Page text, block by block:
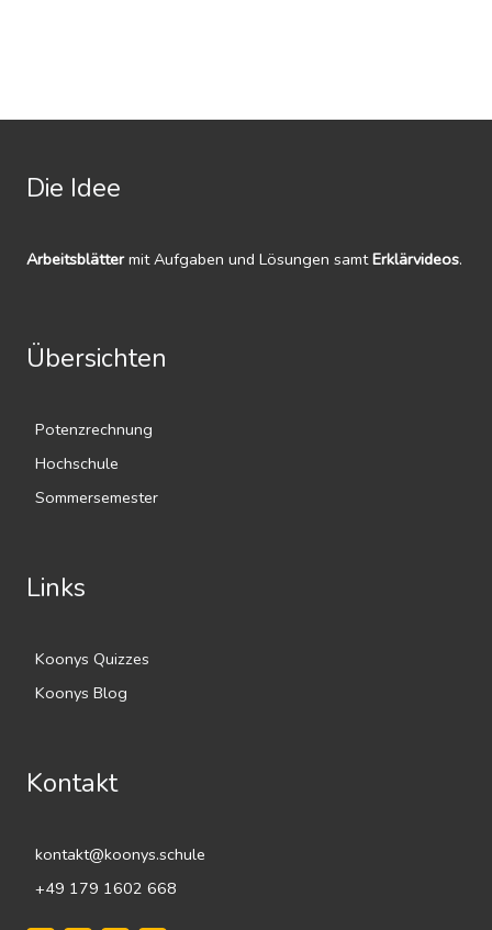
Die Idee
Arbeitsblättermit Aufgaben und Lösungen samtErklärvideos.
Übersichten
Potenzrechnung
Hochschule
Sommersemester
Links
Koonys Quizzes
Koonys Blog
Kontakt
kontakt@koonys.schule
+49 179 1602 668